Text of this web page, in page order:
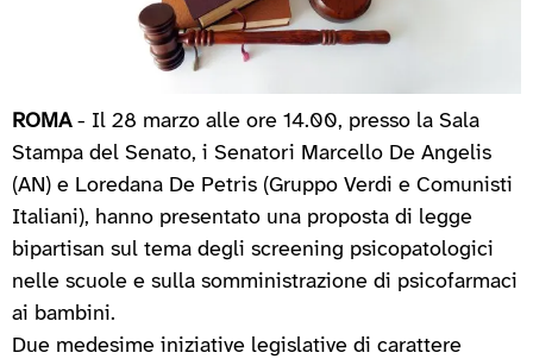
ROMA- Il 28 marzo alle ore 14.00, presso la Sala
Stampa del Senato, i Senatori Marcello De Angelis
(AN) e Loredana De Petris (Gruppo Verdi e Comunisti
Italiani), hanno presentato una proposta di legge
bipartisan sul tema degli screening psicopatologici
nelle scuole e sulla somministrazione di psicofarmaci
ai bambini.
Due medesime iniziative legislative di carattere